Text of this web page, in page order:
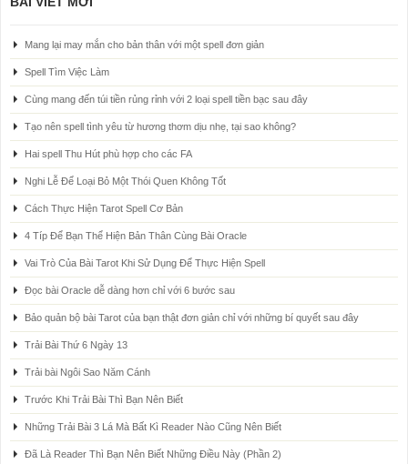
Mang lại may mắn cho bản thân với một spell đơn giản
Spell Tìm Việc Làm
Cùng mang đến túi tiền rủng rỉnh với 2 loại spell tiền bạc sau đây
Tạo nên spell tình yêu từ hương thơm dịu nhẹ, tại sao không?
Hai spell Thu Hút phù hợp cho các FA
Nghi Lễ Để Loại Bỏ Một Thói Quen Không Tốt
Cách Thực Hiện Tarot Spell Cơ Bản
4 Típ Để Bạn Thể Hiện Bản Thân Cùng Bài Oracle
Vai Trò Của Bài Tarot Khi Sử Dụng Để Thực Hiện Spell
Đọc bài Oracle dễ dàng hơn chỉ với 6 bước sau
Bảo quản bộ bài Tarot của bạn thật đơn giản chỉ với những bí quyết sau đây
Trải Bài Thứ 6 Ngày 13
Trải bài Ngôi Sao Năm Cánh
Trước Khi Trải Bài Thì Bạn Nên Biết
Những Trải Bài 3 Lá Mà Bất Kì Reader Nào Cũng Nên Biết
Đã Là Reader Thì Bạn Nên Biết Những Điều Này (Phần 2)